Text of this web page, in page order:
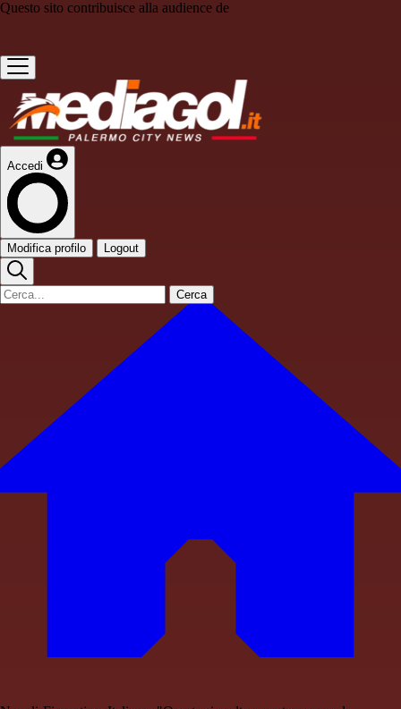
Questo sito contribuisce alla audience de
Accedi
Modifica profilo Logout
Cerca